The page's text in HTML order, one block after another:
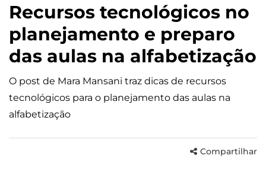
Recursos tecnológicos no
planejamento e preparo
das aulas na alfabetização
O post de Mara Mansani traz dicas de recursos
tecnológicos para o planejamento das aulas na
alfabetização
Compartilhar